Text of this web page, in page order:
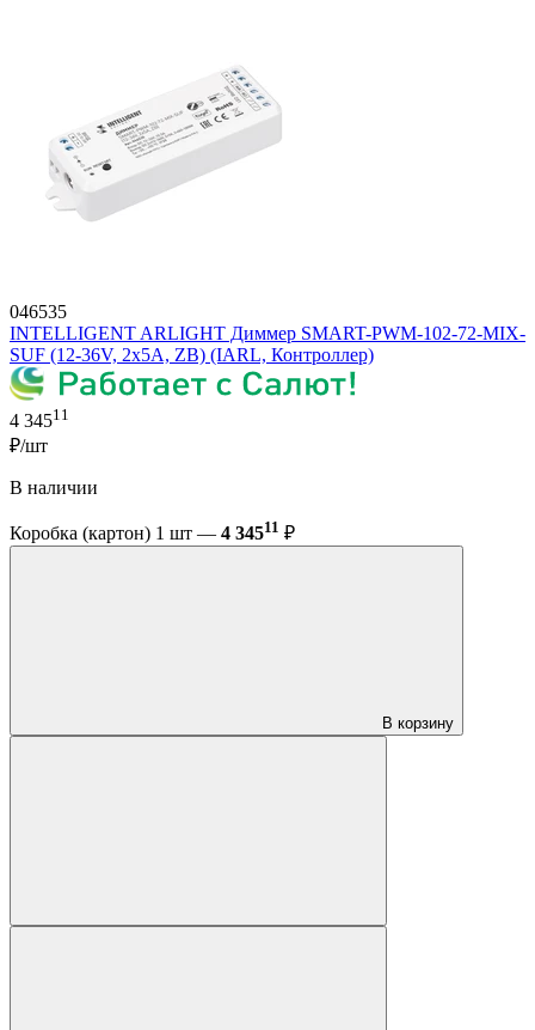
046535
INTELLIGENT ARLIGHT Диммер SMART-PWM-102-72-MIX-
SUF (12-36V, 2x5A, ZB) (IARL, Контроллер)
4 34511
₽/шт
В наличии
Коробка (картон) 1 шт — 4 34511 ₽
В корзину